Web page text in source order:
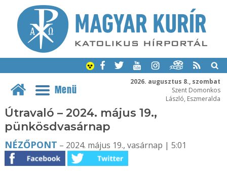
2026. augusztus 8., szombat
Szent Domonkos
László, Eszmeralda
Menü
Útravaló – 2024. május 19.,
pünkösdvasárnap
NÉZŐPONT – 2024. május 19., vasárnap | 5:01